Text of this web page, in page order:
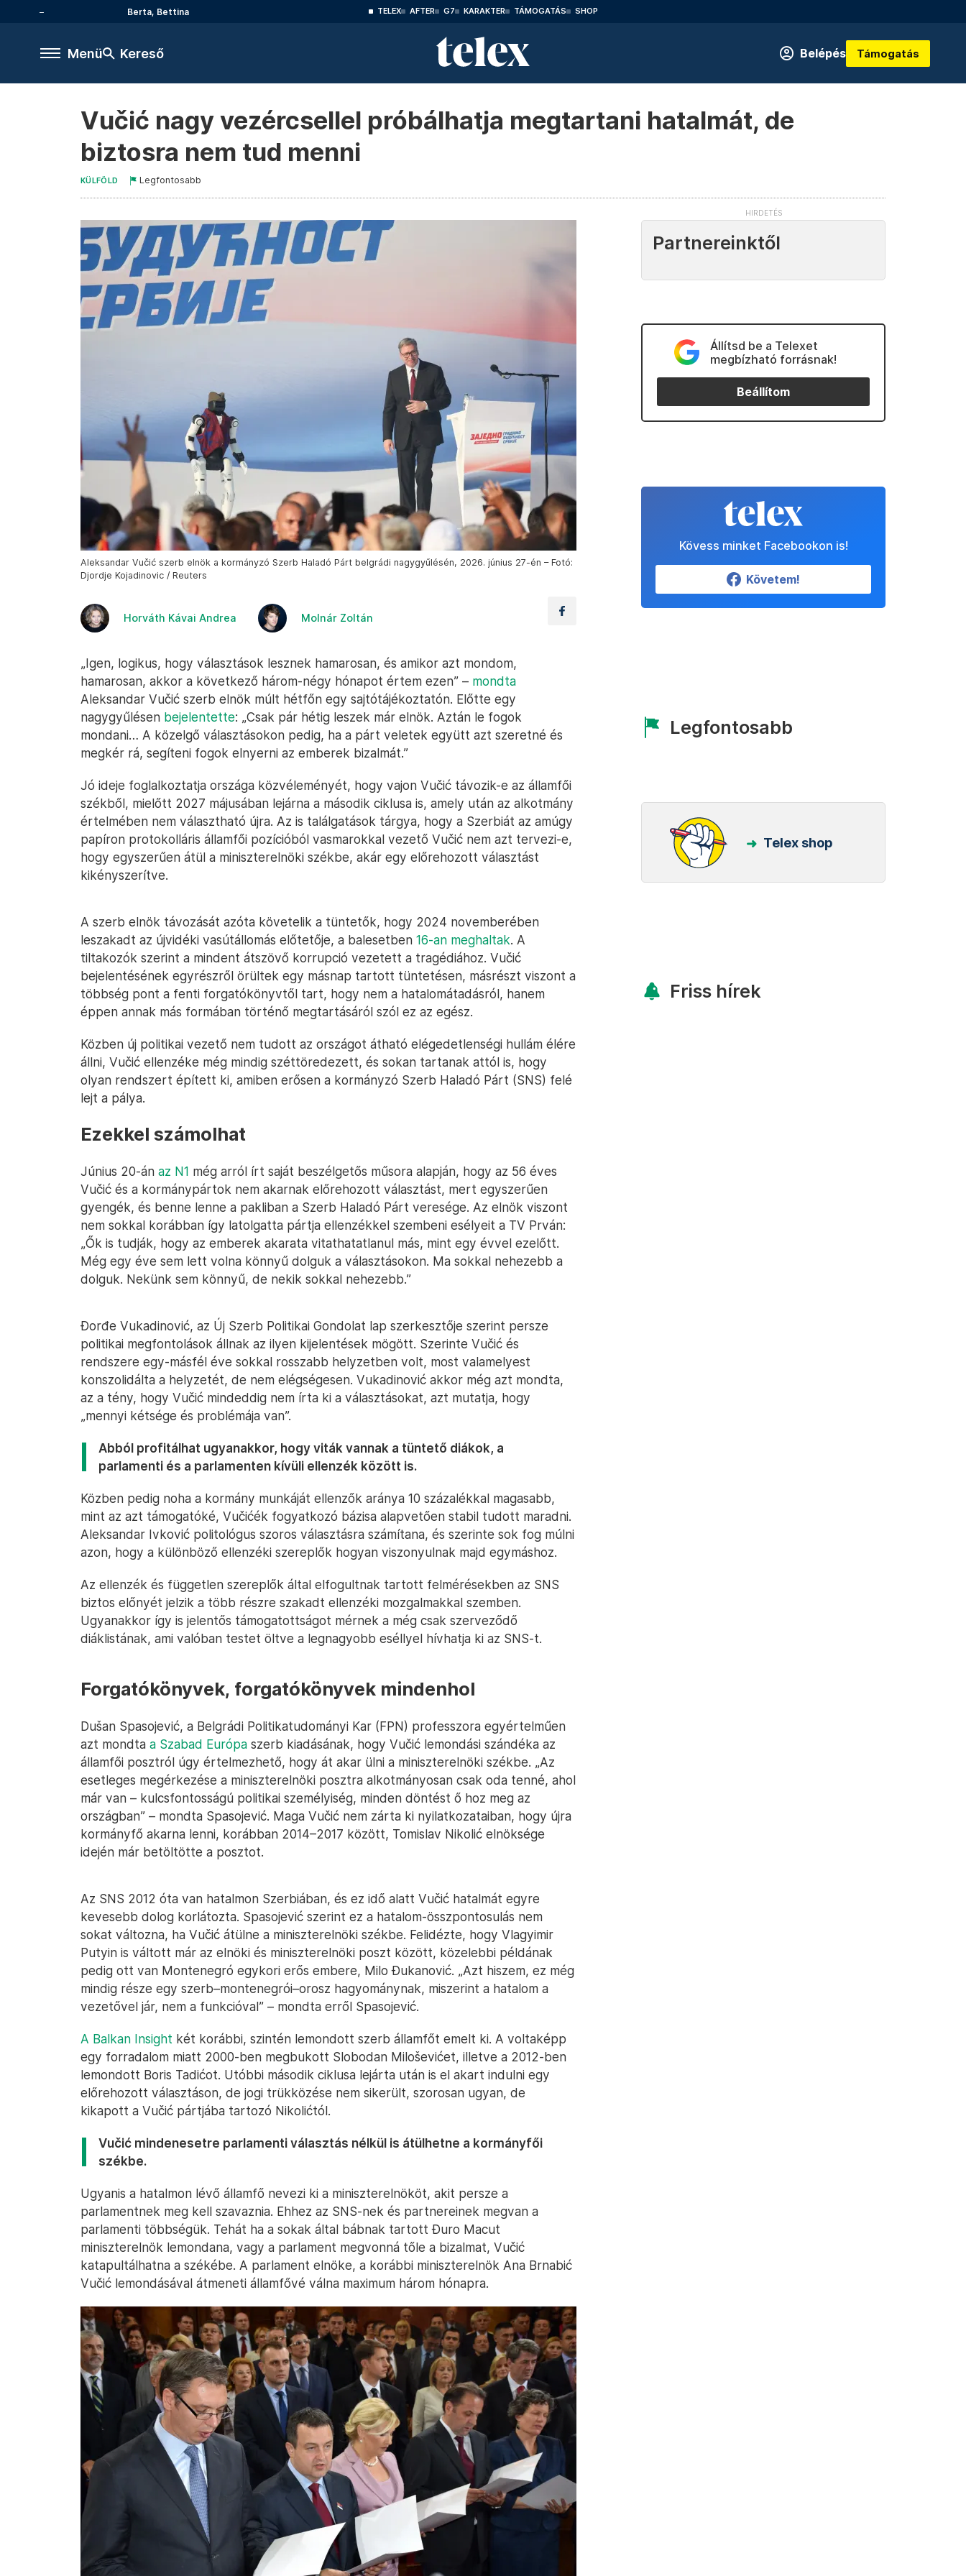
Berta, Bettina TELEX AFTER G7 KARAKTER TÁMOGATÁS SHOP
Menü Kereső Belépés Támogatás
Vučić nagy vezércsellel próbálhatja megtartani hatalmát, de
biztosra nem tud menni
KÜLFÖLD Legfontosabb
Aleksandar Vučić szerb elnök a kormányzó Szerb Haladó Párt belgrádi nagygyűlésén, 2026. június 27-én – Fotó:
Djordje Kojadinovic / Reuters
Horváth Kávai Andrea Molnár Zoltán
„Igen, logikus, hogy választások lesznek hamarosan, és amikor azt mondom,
hamarosan, akkor a következő három-négy hónapot értem ezen” – mondta
Aleksandar Vučić szerb elnök múlt hétfőn egy sajtótájékoztatón. Előtte egy
nagygyűlésen bejelentette: „Csak pár hétig leszek már elnök. Aztán le fogok
mondani… A közelgő választásokon pedig, ha a párt veletek együtt azt szeretné és
megkér rá, segíteni fogok elnyerni az emberek bizalmát.”
Jó ideje foglalkoztatja országa közvéleményét, hogy vajon Vučić távozik-e az államfői
székből, mielőtt 2027 májusában lejárna a második ciklusa is, amely után az alkotmány
értelmében nem választható újra. Az is találgatások tárgya, hogy a Szerbiát az amúgy
papíron protokolláris államfői pozícióból vasmarokkal vezető Vučić nem azt tervezi-e,
hogy egyszerűen átül a miniszterelnöki székbe, akár egy előrehozott választást
kikényszerítve.
A szerb elnök távozását azóta követelik a tüntetők, hogy 2024 novemberében
leszakadt az újvidéki vasútállomás előtetője, a balesetben 16-an meghaltak. A
tiltakozók szerint a mindent átszövő korrupció vezetett a tragédiához. Vučić
bejelentésének egyrészről örültek egy másnap tartott tüntetésen, másrészt viszont a
többség pont a fenti forgatókönyvtől tart, hogy nem a hatalomátadásról, hanem
éppen annak más formában történő megtartásáról szól ez az egész.
Közben új politikai vezető nem tudott az országot átható elégedetlenségi hullám élére
állni, Vučić ellenzéke még mindig széttöredezett, és sokan tartanak attól is, hogy
olyan rendszert épített ki, amiben erősen a kormányzó Szerb Haladó Párt (SNS) felé
lejt a pálya.
Ezekkel számolhat
Június 20-án az N1 még arról írt saját beszélgetős műsora alapján, hogy az 56 éves
Vučić és a kormánypártok nem akarnak előrehozott választást, mert egyszerűen
gyengék, és benne lenne a pakliban a Szerb Haladó Párt veresége. Az elnök viszont
nem sokkal korábban így latolgatta pártja ellenzékkel szembeni esélyeit a TV Prván:
„Ők is tudják, hogy az emberek akarata vitathatatlanul más, mint egy évvel ezelőtt.
Még egy éve sem lett volna könnyű dolguk a választásokon. Ma sokkal nehezebb a
dolguk. Nekünk sem könnyű, de nekik sokkal nehezebb.”
Đorđe Vukadinović, az Új Szerb Politikai Gondolat lap szerkesztője szerint persze
politikai megfontolások állnak az ilyen kijelentések mögött. Szerinte Vučić és
rendszere egy-másfél éve sokkal rosszabb helyzetben volt, most valamelyest
konszolidálta a helyzetét, de nem elégségesen. Vukadinović akkor még azt mondta,
az a tény, hogy Vučić mindeddig nem írta ki a választásokat, azt mutatja, hogy
„mennyi kétsége és problémája van”.
Abból profitálhat ugyanakkor, hogy viták vannak a tüntető diákok, a
parlamenti és a parlamenten kívüli ellenzék között is.
Közben pedig noha a kormány munkáját ellenzők aránya 10 százalékkal magasabb,
mint az azt támogatóké, Vučićék fogyatkozó bázisa alapvetően stabil tudott maradni.
Aleksandar Ivković politológus szoros választásra számítana, és szerinte sok fog múlni
azon, hogy a különböző ellenzéki szereplők hogyan viszonyulnak majd egymáshoz.
Az ellenzék és független szereplők által elfogultnak tartott felmérésekben az SNS
biztos előnyét jelzik a több részre szakadt ellenzéki mozgalmakkal szemben.
Ugyanakkor így is jelentős támogatottságot mérnek a még csak szerveződő
diáklistának, ami valóban testet öltve a legnagyobb eséllyel hívhatja ki az SNS-t.
Forgatókönyvek, forgatókönyvek mindenhol
Dušan Spasojević, a Belgrádi Politikatudományi Kar (FPN) professzora egyértelműen
azt mondta a Szabad Európa szerb kiadásának, hogy Vučić lemondási szándéka az
államfői posztról úgy értelmezhető, hogy át akar ülni a miniszterelnöki székbe. „Az
esetleges megérkezése a miniszterelnöki posztra alkotmányosan csak oda tenné, ahol
már van – kulcsfontosságú politikai személyiség, minden döntést ő hoz meg az
országban” – mondta Spasojević. Maga Vučić nem zárta ki nyilatkozataiban, hogy újra
kormányfő akarna lenni, korábban 2014–2017 között, Tomislav Nikolić elnöksége
idején már betöltötte a posztot.
Az SNS 2012 óta van hatalmon Szerbiában, és ez idő alatt Vučić hatalmát egyre
kevesebb dolog korlátozta. Spasojević szerint ez a hatalom-összpontosulás nem
sokat változna, ha Vučić átülne a miniszterelnöki székbe. Felidézte, hogy Vlagyimir
Putyin is váltott már az elnöki és miniszterelnöki poszt között, közelebbi példának
pedig ott van Montenegró egykori erős embere, Milo Đukanović. „Azt hiszem, ez még
mindig része egy szerb–montenegrói–orosz hagyománynak, miszerint a hatalom a
vezetővel jár, nem a funkcióval” – mondta erről Spasojević.
A Balkan Insight két korábbi, szintén lemondott szerb államfőt emelt ki. A voltaképp
egy forradalom miatt 2000-ben megbukott Slobodan Miloševićet, illetve a 2012-ben
lemondott Boris Tadićot. Utóbbi második ciklusa lejárta után is el akart indulni egy
előrehozott választáson, de jogi trükközése nem sikerült, szorosan ugyan, de
kikapott a Vučić pártjába tartozó Nikolićtól.
Vučić mindenesetre parlamenti választás nélkül is átülhetne a kormányfői
székbe.
Ugyanis a hatalmon lévő államfő nevezi ki a miniszterelnököt, akit persze a
parlamentnek meg kell szavaznia. Ehhez az SNS-nek és partnereinek megvan a
parlamenti többségük. Tehát ha a sokak által bábnak tartott Đuro Macut
miniszterelnök lemondana, vagy a parlament megvonná tőle a bizalmat, Vučić
katapultálhatna a székébe. A parlament elnöke, a korábbi miniszterelnök Ana Brnabić
Vučić lemondásával átmeneti államfővé válna maximum három hónapra.
Partnereinktől
Állítsd be a Telexet
megbízható forrásnak!
Beállítom
Kövess minket Facebookon is!
Követem!
Legfontosabb
Telex shop
Friss hírek